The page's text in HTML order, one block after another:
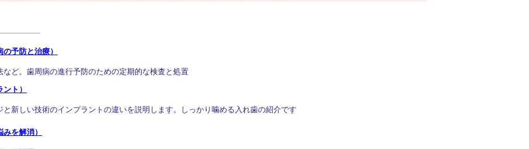
予防と治療）
ど。歯周病の進行予防のための定期的な検査と処置
ト）
しい技術のインプラントの違いを説明します。しっかり噛める入れ歯の紹介です
を解消）